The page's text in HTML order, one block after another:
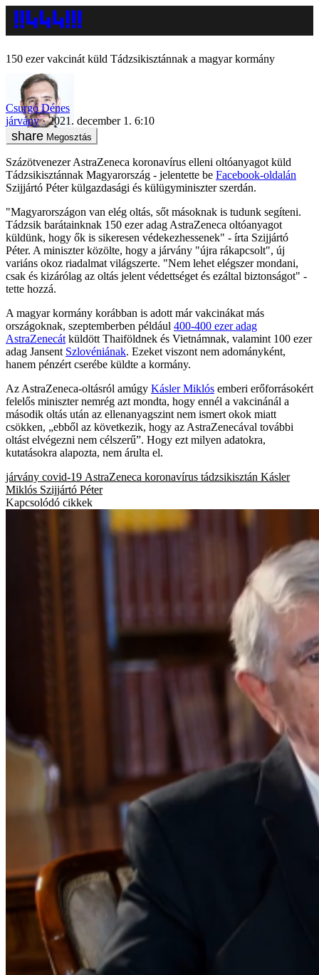
150 ezer vakcinát küld Tádzsikisztánnak a magyar kormány
Csurgó Dénes
járvány
2021. december 1. 6:10
Megosztás
Százötvenezer AstraZeneca koronavírus elleni oltóanyagot küld
Tádzsikisztánnak Magyarország - jelentette be Facebook-oldalán
Szijjártó Péter külgazdasági és külügyminiszter szerdán.
"Magyarországon van elég oltás, sőt másoknak is tudunk segíteni.
Tádzsik barátainknak 150 ezer adag AstraZeneca oltóanyagot
küldünk, hogy ők is sikeresen védekezhessenek" - írta Szijjártó
Péter. A miniszter közölte, hogy a járvány "újra rákapcsolt", új
variáns okoz riadalmat világszerte. "Nem lehet elégszer mondani,
csak és kizárólag az oltás jelent védettséget és ezáltal biztonságot" -
tette hozzá.
A magyar kormány korábban is adott már vakcinákat más
országoknak, szeptemberben például 400-400 ezer adag
AstraZenecát küldött Thaiföldnek és Vietnámnak, valamint 100 ezer
adag Jansent Szlovéniának. Ezeket viszont nem adományként,
hanem pénzért cserébe küldte a kormány.
Az AstraZeneca-oltásról amúgy Kásler Miklós emberi erőforrásokért
felelős miniszter nemrég azt mondta, hogy ennél a vakcinánál a
második oltás után az ellenanyagszint nem ismert okok miatt
csökken, „ebből az következik, hogy az AstraZenecával további
oltást elvégezni nem célszerű”. Hogy ezt milyen adatokra,
kutatásokra alapozta, nem árulta el.
járvány covid-19 AstraZeneca koronavírus tádzsikisztán Kásler
Miklós Szijjártó Péter
Kapcsolódó cikkek